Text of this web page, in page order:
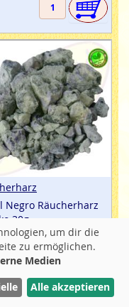
Negro Räucherharz
30g
Räucherharz
erdig harzig
/ zzgl. Versand
Filter
um dir die
zu ermöglichen.
Medien
Alle akzeptieren